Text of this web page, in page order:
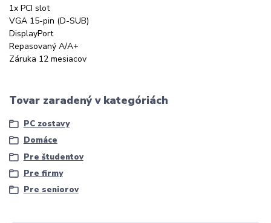
1x PCI slot
VGA 15-pin (D-SUB)
DisplayPort
Repasovaný A/A+
Záruka 12 mesiacov
Tovar zaradený v kategóriách
PC zostavy
Domáce
Pre študentov
Pre firmy
Pre seniorov